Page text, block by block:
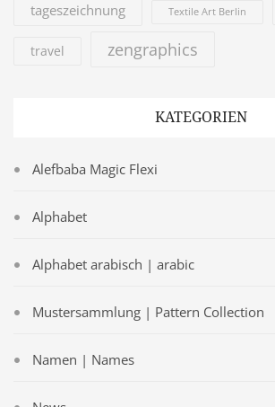
tageszeichnung Textile Art Berlin
travel zengraphics
KATEGORIEN
Alefbaba Magic Flexi
Alphabet
Alphabet arabisch | arabic
Mustersammlung | Pattern Collection
Namen | Names